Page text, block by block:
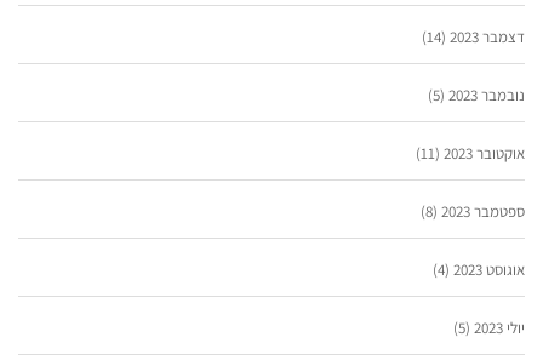
דצמבר 2023 (14)
נובמבר 2023 (5)
אוקטובר 2023 (11)
ספטמבר 2023 (8)
אוגוסט 2023 (4)
יולי 2023 (5)